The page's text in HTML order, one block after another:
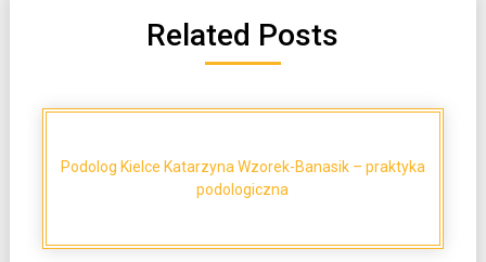
Related Posts
Podolog Kielce Katarzyna Wzorek-Banasik – praktyka
podologiczna